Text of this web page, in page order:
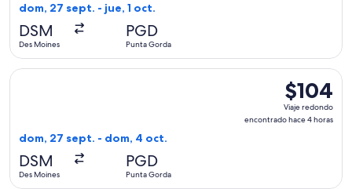
dom, 27 sept. - jue, 1 oct.
DSM
Des Moines
PGD
Punta Gorda
$104
Viaje
redondo,
$104
Viaje redondo
encontrado hace 4 horas
dom, 27 sept. - dom, 4 oct.
DSM
Des Moines
PGD
Punta Gorda
Seleccionar vuelo de Allegiant Air, con salida el dom, 27